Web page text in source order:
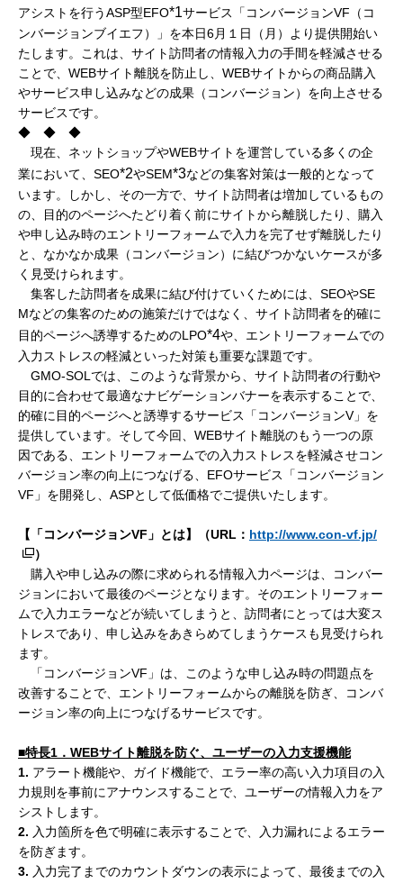
アシストを行うASP型EFO*1サービス「コンバージョンVF（コ
ンバージョンブイエフ）」を本日6月１日（月）より提供開始い
たします。これは、サイト訪問者の情報入力の手間を軽減させる
ことで、WEBサイト離脱を防止し、WEBサイトからの商品購入
やサービス申し込みなどの成果（コンバージョン）を向上させる
サービスです。
◆ ◆ ◆
現在、ネットショップやWEBサイトを運営している多くの企
業において、SEO*2やSEM*3などの集客対策は一般的となって
います。しかし、その一方で、サイト訪問者は増加しているもの
の、目的のページへたどり着く前にサイトから離脱したり、購入
や申し込み時のエントリーフォームで入力を完了せず離脱したり
と、なかなか成果（コンバージョン）に結びつかないケースが多
く見受けられます。
集客した訪問者を成果に結び付けていくためには、SEOやSE
Mなどの集客のための施策だけではなく、サイト訪問者を的確に
目的ページへ誘導するためのLPO*4や、エントリーフォームでの
入力ストレスの軽減といった対策も重要な課題です。
GMO-SOLでは、このような背景から、サイト訪問者の行動や
目的に合わせて最適なナビゲーションバナーを表示することで、
的確に目的ページへと誘導するサービス「コンバージョンV」を
提供しています。そして今回、WEBサイト離脱のもう一つの原
因である、エントリーフォームでの入力ストレスを軽減させコン
バージョン率の向上につなげる、EFOサービス「コンバージョン
VF」を開発し、ASPとして低価格でご提供いたします。
【「コンバージョンVF 」とは】（URL ： http://www.con-vf.jp/
）
購入や申し込みの際に求められる情報入力ページは、コンバー
ジョンにおいて最後のページとなります。そのエントリーフォー
ムで入力エラーなどが続いてしまうと、訪問者にとっては大変ス
トレスであり、申し込みをあきらめてしまうケースも見受けられ
ます。
「コンバージョンVF」は、このような申し込み時の問題点を
改善することで、エントリーフォームからの離脱を防ぎ、コンバ
ージョン率の向上につなげるサービスです。
■特長1 ．WEBサイト離脱を防ぐ、ユーザーの入力支援機能
1. アラート機能や、ガイド機能で、エラー率の高い入力項目の入
力規則を事前にアナウンスすることで、ユーザーの情報入力をア
シストします。
2. 入力箇所を色で明確に表示することで、入力漏れによるエラー
を防ぎます。
3. 入力完了までのカウントダウンの表示によって、最後までの入